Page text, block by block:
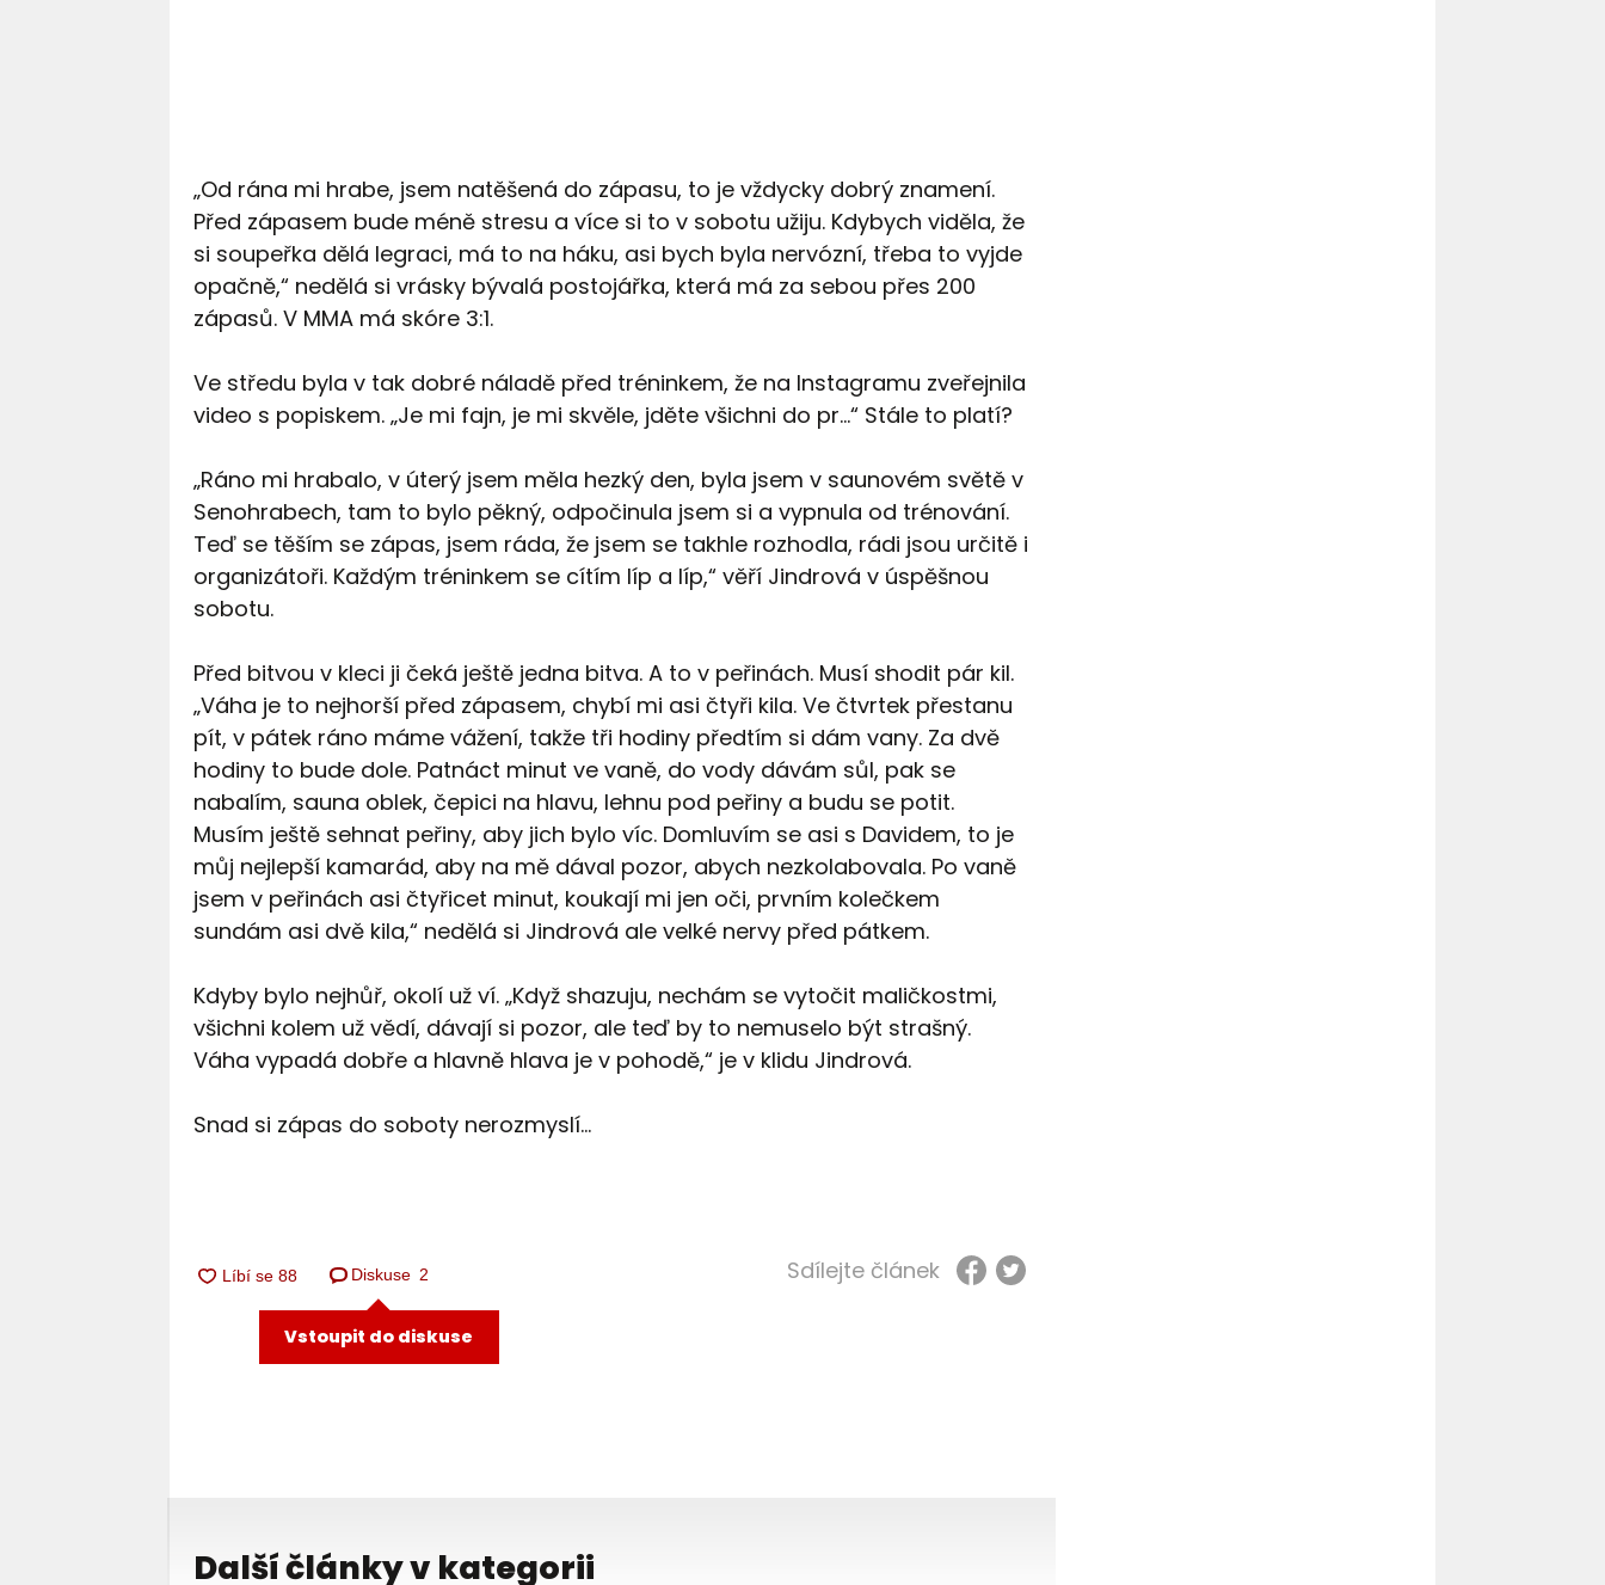
„Od rána mi hrabe, jsem natěšená do zápasu, to je vždycky dobrý znamení.
Před zápasem bude méně stresu a více si to v sobotu užiju. Kdybych viděla, že
si soupeřka dělá legraci, má to na háku, asi bych byla nervózní, třeba to vyjde
opačně,“ nedělá si vrásky bývalá postojářka, která má za sebou přes 200
zápasů. V MMA má skóre 3:1.
Ve středu byla v tak dobré náladě před tréninkem, že na Instagramu zveřejnila
video s popiskem. „Je mi fajn, je mi skvěle, jděte všichni do pr…“ Stále to platí?
„Ráno mi hrabalo, v úterý jsem měla hezký den, byla jsem v saunovém světě v
Senohrabech, tam to bylo pěkný, odpočinula jsem si a vypnula od trénování.
Teď se těším se zápas, jsem ráda, že jsem se takhle rozhodla, rádi jsou určitě i
organizátoři. Každým tréninkem se cítím líp a líp,“ věří Jindrová v úspěšnou
sobotu.
Před bitvou v kleci ji čeká ještě jedna bitva. A to v peřinách. Musí shodit pár kil.
„Váha je to nejhorší před zápasem, chybí mi asi čtyři kila. Ve čtvrtek přestanu
pít, v pátek ráno máme vážení, takže tři hodiny předtím si dám vany. Za dvě
hodiny to bude dole. Patnáct minut ve vaně, do vody dávám sůl, pak se
nabalím, sauna oblek, čepici na hlavu, lehnu pod peřiny a budu se potit.
Musím ještě sehnat peřiny, aby jich bylo víc. Domluvím se asi s Davidem, to je
můj nejlepší kamarád, aby na mě dával pozor, abych nezkolabovala. Po vaně
jsem v peřinách asi čtyřicet minut, koukají mi jen oči, prvním kolečkem
sundám asi dvě kila,“ nedělá si Jindrová ale velké nervy před pátkem.
Kdyby bylo nejhůř, okolí už ví. „Když shazuju, nechám se vytočit maličkostmi,
všichni kolem už vědí, dávají si pozor, ale teď by to nemuselo být strašný.
Váha vypadá dobře a hlavně hlava je v pohodě,“ je v klidu Jindrová.
Snad si zápas do soboty nerozmyslí...
Diskuse 2
Vstoupit do diskuse
Sdílejte článek
Další články v kategorii